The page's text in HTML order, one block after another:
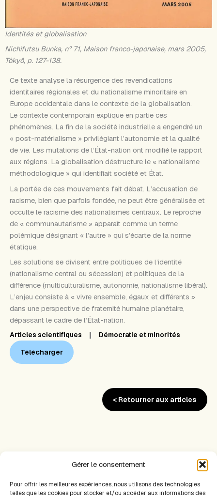
Gérer le consentement
Pour offrir les meilleures expériences, nous utilisons des technologies
telles que les cookies pour stocker et/ou accéder aux informations des
Identités et globalisation
Nichifutsu Bunka, n° 71, Maison franco-japonaise, mars 2005,
Tôkyô, p. 127-138.
Ce texte analyse la résurgence des revendications
identitaires régionales et du nationalisme minoritaire en
Europe occidentale dans le contexte de la globalisation.
Le contexte contemporain explique en partie ces
phénomènes. La fin de la société industrielle a engendré un
« post-matérialisme » privilégiant l’autonomie et la qualité
de vie. Les mutations de l’État-nation ont modifié le rapport
aux régions. La globalisation déstructure le « nationalisme
méthodologique » qui identifiait société et État.
La portée de ces mouvements fait débat. L’accusation de
racisme, bien que parfois fondée, ne peut être généralisée et
occulte le racisme des nationalismes centraux. Le reproche
de « communautarisme » apparaît comme un terme
polémique désignant « l’autre » qui s’écarte de la norme
étatique.
Les solutions se divisent entre politiques de l’identité
(nationalisme central ou sécession) et politiques de la
différence (multiculturalisme, autonomie, nationalisme libéral).
L’enjeu consiste à « vivre ensemble, égaux et différents »
dans une perspective de fraternité humaine planétaire,
dépassant le cadre de l’État-nation.
Articles scientifiques Démocratie et minorités
Télécharger
< Retourner aux articles
PRÉCÉDENT SUIVANT